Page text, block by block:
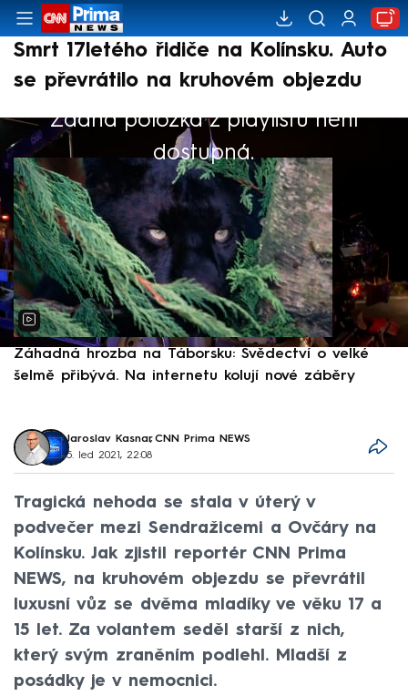
Smrt 17letého řidiče na Kolínsku. Auto
se převrátilo na kruhovém objezdu
Žádná položka z playlistu není
dostupná.
Výběr redakce
Záhadná hrozba na Táborsku: Svědectví o velké
šelmě přibývá. Na internetu kolují nové záběry
Jaroslav Kasnar, CNN Prima NEWS
5. led 2021, 22:08
Tragická nehoda se stala v úterý v
podvečer mezi Sendražicemi a Ovčáry na
Kolínsku. Jak zjistil reportér CNN Prima
NEWS, na kruhovém objezdu se převrátil
luxusní vůz se dvěma mladíky ve věku 17 a
15 let. Za volantem seděl starší z nich,
který svým zraněním podlehl. Mladší z
posádky je v nemocnici.